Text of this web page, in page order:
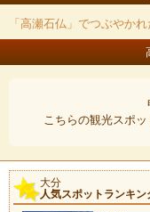
「高瀬石仏」でつぶやか
こちらの観光スポッ
大分
人気スポットランキン